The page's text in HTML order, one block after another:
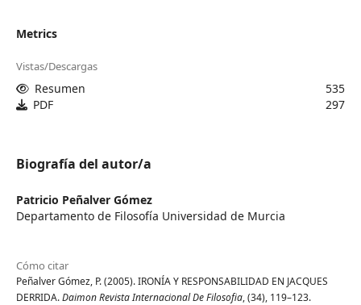
Metrics
Vistas/Descargas
Resumen
535
PDF
297
Biografía del autor/a
Patricio Peñalver Gómez
Departamento de Filosofía Universidad de Murcia
Cómo citar
Peñalver Gómez, P. (2005). IRONÍA Y RESPONSABILIDAD EN JACQUES
DERRIDA.Daimon Revista Internacional De Filosofia, (34), 119–123.